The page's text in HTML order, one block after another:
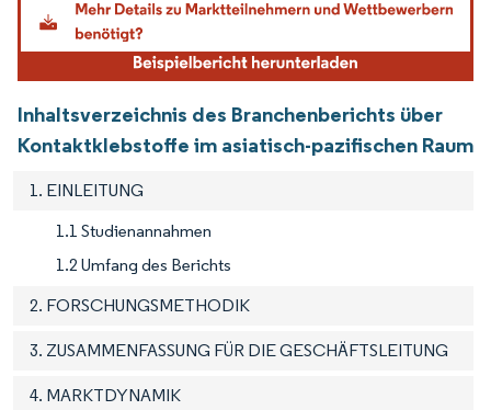
Inhaltsverzeichnis des Branchenberichts über
Kontaktklebstoffe im asiatisch-pazifischen Raum
1. EINLEITUNG
1.1 Studienannahmen
1.2 Umfang des Berichts
2. FORSCHUNGSMETHODIK
3. ZUSAMMENFASSUNG FÜR DIE GESCHÄFTSLEITUNG
4. MARKTDYNAMIK